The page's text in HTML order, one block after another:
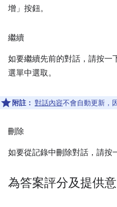
增」 按鈕。
繼續
如要繼續先前的對話，請按一
選單中選取。
附註： 對話內容不會自動更新，
刪除
如要從記錄中刪除對話，請按
為答案評分及提供